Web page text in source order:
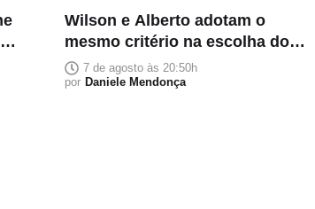
Wilson e Alberto adotam o
mesmo critério na escolha dos
suplentes: confiança acima da
acomodação política
7 de agosto às 20:50h
por Daniele Mendonça